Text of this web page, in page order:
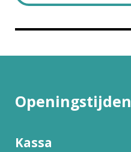
Openingstijden
Kassa